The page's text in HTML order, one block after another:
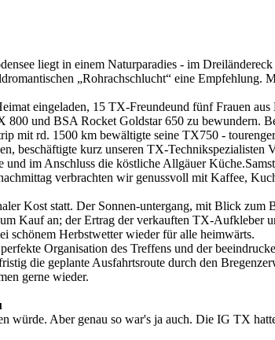
liegt in einem Naturparadies - im
„Rohrachschlucht“ eine
eingeladen, 15 TX-Freundeund fünf Frauen
und BSA Rocket Goldstar 650 zu bewundern.
mit rd. 1500 km bewältigte seine TX750 -
beschäftigte kurz unseren TX-Technikspezialisten
im Anschluss die köstliche Allgäuer
verbrachten wir genussvoll mit Kaffee,
Kost statt. Der Sonnen-untergang, mit Blick
Kauf an; der Ertrag der verkauften TX-Aufkleber
schönem Herbstwetter wieder für alle heimwärts.
Organisation des Treffens und der
die geplante Ausfahrtsroute durch den
gerne wieder.
würde. Aber genau so war's ja auch. Die IG TX